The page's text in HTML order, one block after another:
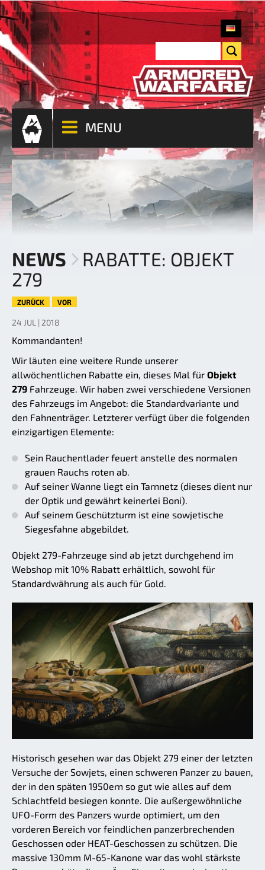
MENU
NEWS
RABATTE: OBJEKT
279
ZURÜCK VOR
24 JUL | 2018
Kommandanten!
Wir läuten eine weitere Runde unserer
allwöchentlichen Rabatte ein, dieses Mal für Objekt
279 Fahrzeuge. Wir haben zwei verschiedene Versionen
des Fahrzeugs im Angebot: die Standardvariante und
den Fahnenträger. Letzterer verfügt über die folgenden
einzigartigen Elemente:
Sein Rauchentlader feuert anstelle des normalen
grauen Rauchs roten ab.
Auf seiner Wanne liegt ein Tarnnetz (dieses dient nur
der Optik und gewährt keinerlei Boni).
Auf seinem Geschützturm ist eine sowjetische
Siegesfahne abgebildet.
Objekt 279-Fahrzeuge sind ab jetzt durchgehend im
Webshop mit 10% Rabatt erhältlich, sowohl für
Standardwährung als auch für Gold.
Historisch gesehen war das Objekt 279 einer der letzten
Versuche der Sowjets, einen schweren Panzer zu bauen,
der in den späten 1950ern so gut wie alles auf dem
Schlachtfeld besiegen konnte. Die außergewöhnliche
UFO-Form des Panzers wurde optimiert, um den
vorderen Bereich vor feindlichen panzerbrechenden
Geschossen oder HEAT-Geschossen zu schützen. Die
massive 130mm M-65-Kanone war das wohl stärkste